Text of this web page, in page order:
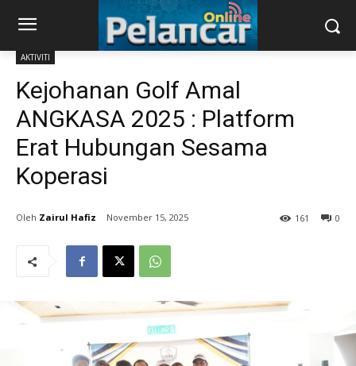
AKTIVITI
Kejohanan Golf Amal
ANGKASA 2025 : Platform
Erat Hubungan Sesama
Koperasi
Zairul Hafiz November 15, 2025 0
161